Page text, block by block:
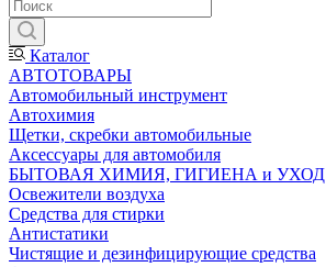
Каталог
АВТОТОВАРЫ
Автомобильный инструмент
Автохимия
Щетки, скребки автомобильные
Аксессуары для автомобиля
БЫТОВАЯ ХИМИЯ, ГИГИЕНА и УХОД
Освежители воздуха
Средства для стирки
Антистатики
Чистящие и дезинфицирующие средства